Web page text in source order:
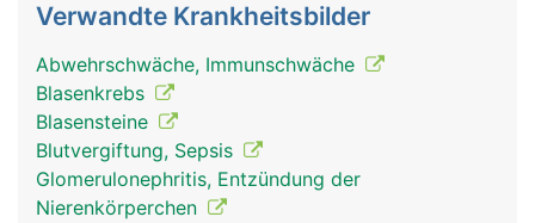
Verwandte Krankheitsbilder
Abwehrschwäche, Immunschwäche
Blasenkrebs
Blasensteine
Blutvergiftung, Sepsis
Glomerulonephritis, Entzündung der
Nierenkörperchen